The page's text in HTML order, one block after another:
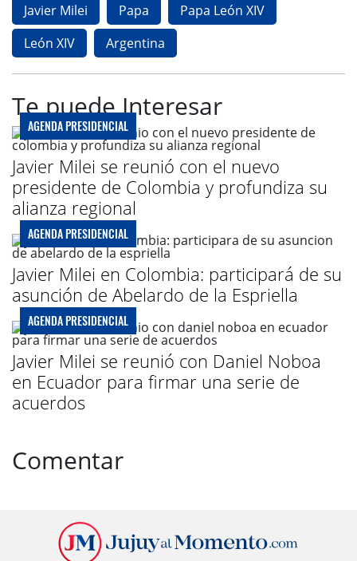
Javier Milei Papa
Papa León XIV
León XIV
Argentina
Te puede Interesar
AGENDA PRESIDENCIAL
Javier Milei se reunió con el nuevo
presidente de Colombia y profundiza su
alianza regional
AGENDA PRESIDENCIAL
Javier Milei en Colombia: participará de su
asunción de Abelardo de la Espriella
AGENDA PRESIDENCIAL
Javier Milei se reunió con Daniel Noboa
en Ecuador para firmar una serie de
acuerdos
Comentar